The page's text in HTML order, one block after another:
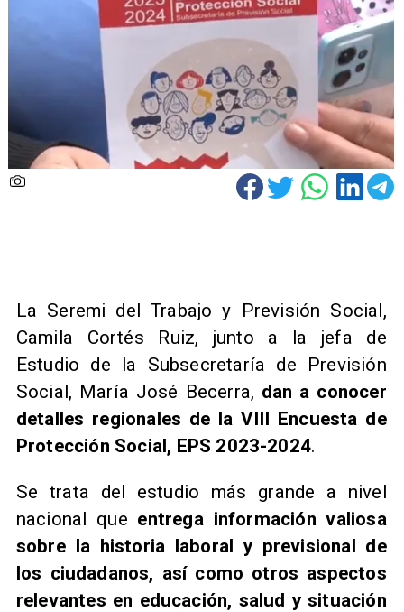
​ La Seremi del Trabajo y Previsión Social,
Camila Cortés Ruiz, junto a la jefa de
Estudio de la Subsecretaría de Previsión
Social, María José Becerra, dan a conocer
detalles regionales de la VIII Encuesta de
Protección Social, EPS 2023-2024.
Se trata del estudio más grande a nivel
nacional que entrega información valiosa
sobre la historia laboral y previsional de
los ciudadanos, así como otros aspectos
relevantes en educación, salud y situación